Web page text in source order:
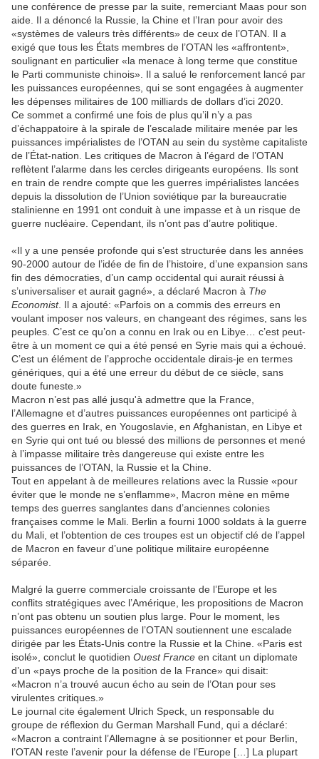
une conférence de presse par la suite, remerciant Maas pour son
aide. Il a dénoncé la Russie, la Chine et l’Iran pour avoir des
«systèmes de valeurs très différents» de ceux de l’OTAN. Il a
exigé que tous les États membres de l’OTAN les «affrontent»,
soulignant en particulier «la menace à long terme que constitue
le Parti communiste chinois». Il a salué le renforcement lancé par
les puissances européennes, qui se sont engagées à augmenter
les dépenses militaires de 100 milliards de dollars d’ici 2020.
Ce sommet a confirmé une fois de plus qu’il n’y a pas
d’échappatoire à la spirale de l’escalade militaire menée par les
puissances impérialistes de l’OTAN au sein du système capitaliste
de l’État-nation. Les critiques de Macron à l’égard de l’OTAN
reflètent l’alarme dans les cercles dirigeants européens. Ils sont
en train de rendre compte que les guerres impérialistes lancées
depuis la dissolution de l’Union soviétique par la bureaucratie
stalinienne en 1991 ont conduit à une impasse et à un risque de
guerre nucléaire. Cependant, ils n’ont pas d’autre politique.
«Il y a une pensée profonde qui s’est structurée dans les années
90-2000 autour de l’idée de fin de l’histoire, d’une expansion sans
fin des démocraties, d’un camp occidental qui aurait réussi à
s’universaliser et aurait gagné», a déclaré Macron à The
Economist. Il a ajouté: «Parfois on a commis des erreurs en
voulant imposer nos valeurs, en changeant des régimes, sans les
peuples. C’est ce qu’on a connu en Irak ou en Libye… c’est peut-
être à un moment ce qui a été pensé en Syrie mais qui a échoué.
C’est un élément de l’approche occidentale dirais-je en termes
génériques, qui a été une erreur du début de ce siècle, sans
doute funeste.»
Macron n’est pas allé jusqu'à admettre que la France,
l’Allemagne et d’autres puissances européennes ont participé à
des guerres en Irak, en Yougoslavie, en Afghanistan, en Libye et
en Syrie qui ont tué ou blessé des millions de personnes et mené
à l’impasse militaire très dangereuse qui existe entre les
puissances de l’OTAN, la Russie et la Chine.
Tout en appelant à de meilleures relations avec la Russie «pour
éviter que le monde ne s’enflamme», Macron mène en même
temps des guerres sanglantes dans d’anciennes colonies
françaises comme le Mali. Berlin a fourni 1000 soldats à la guerre
du Mali, et l’obtention de ces troupes est un objectif clé de l’appel
de Macron en faveur d’une politique militaire européenne
séparée.
Malgré la guerre commerciale croissante de l’Europe et les
conflits stratégiques avec l’Amérique, les propositions de Macron
n’ont pas obtenu un soutien plus large. Pour le moment, les
puissances européennes de l’OTAN soutiennent une escalade
dirigée par les États-Unis contre la Russie et la Chine. «Paris est
isolé», conclut le quotidien Ouest France en citant un diplomate
d’un «pays proche de la position de la France» qui disait:
«Macron n’a trouvé aucun écho au sein de l’Otan pour ses
virulentes critiques.»
Le journal cite également Ulrich Speck, un responsable du
groupe de réflexion du German Marshall Fund, qui a déclaré:
«Macron a contraint l’Allemagne à se positionner et pour Berlin,
l’OTAN reste l’avenir pour la défense de l’Europe […] La plupart